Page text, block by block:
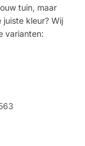
tuin, maar
kleur? Wij
varianten: